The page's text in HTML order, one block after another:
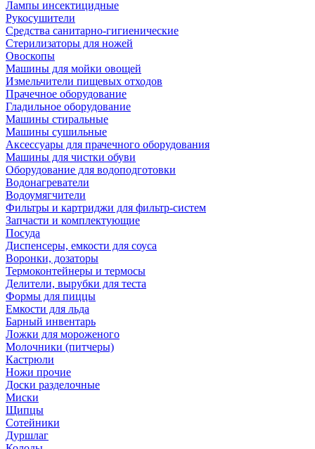
Лампы инсектицидные
Рукосушители
Средства санитарно-гигиенические
Стерилизаторы для ножей
Овоскопы
Машины для мойки овощей
Измельчители пищевых отходов
Прачечное оборудование
Гладильное оборудование
Машины стиральные
Машины сушильные
Аксессуары для прачечного оборудования
Машины для чистки обуви
Оборудование для водоподготовки
Водонагреватели
Водоумягчители
Фильтры и картриджи для фильтр-систем
Запчасти и комплектующие
Посуда
Диспенсеры, емкости для соуса
Воронки, дозаторы
Термоконтейнеры и термосы
Делители, вырубки для теста
Формы для пиццы
Емкости для льда
Барный инвентарь
Ложки для мороженого
Молочники (питчеры)
Кастрюли
Ножи прочие
Доски разделочные
Миски
Щипцы
Сотейники
Дуршлаг